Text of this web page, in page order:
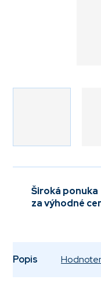
Široká ponuka
za výhodné
Popis